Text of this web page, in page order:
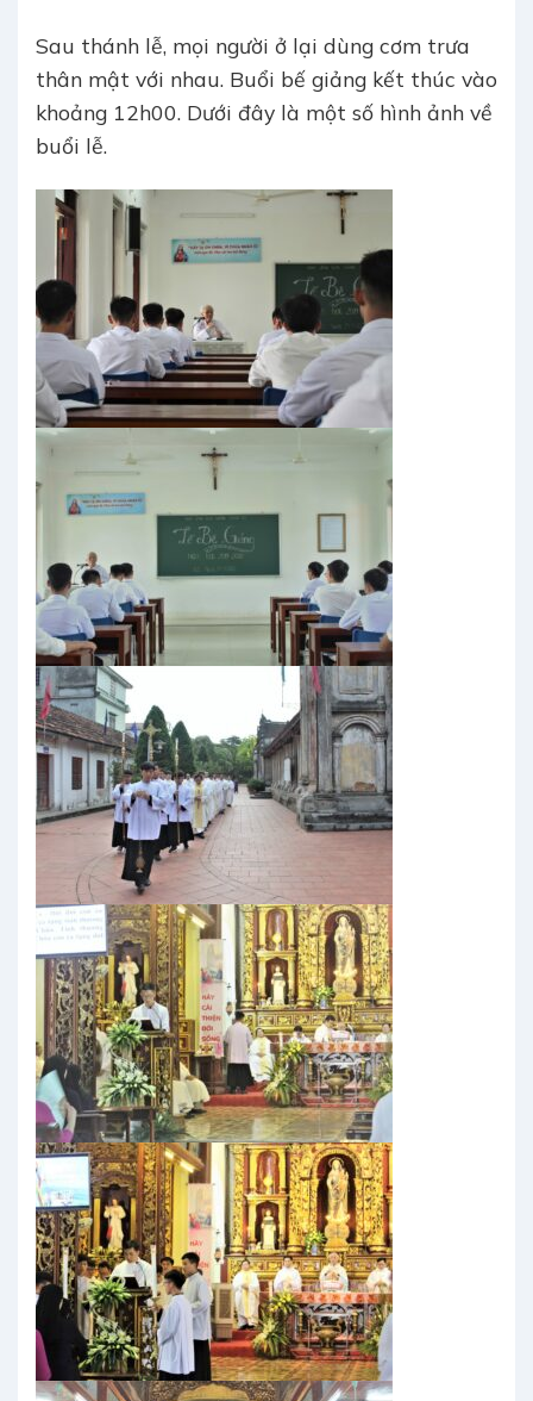
Sau thánh lễ, mọi người ở lại dùng cơm trưa
thân mật với nhau. Buổi bế giảng kết thúc vào
khoảng 12h00. Dưới đây là một số hình ảnh về
buổi lễ.